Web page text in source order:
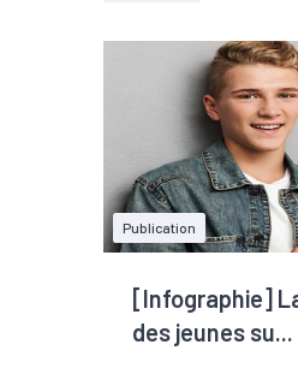
Publication
[Infographie]
des jeunes su...